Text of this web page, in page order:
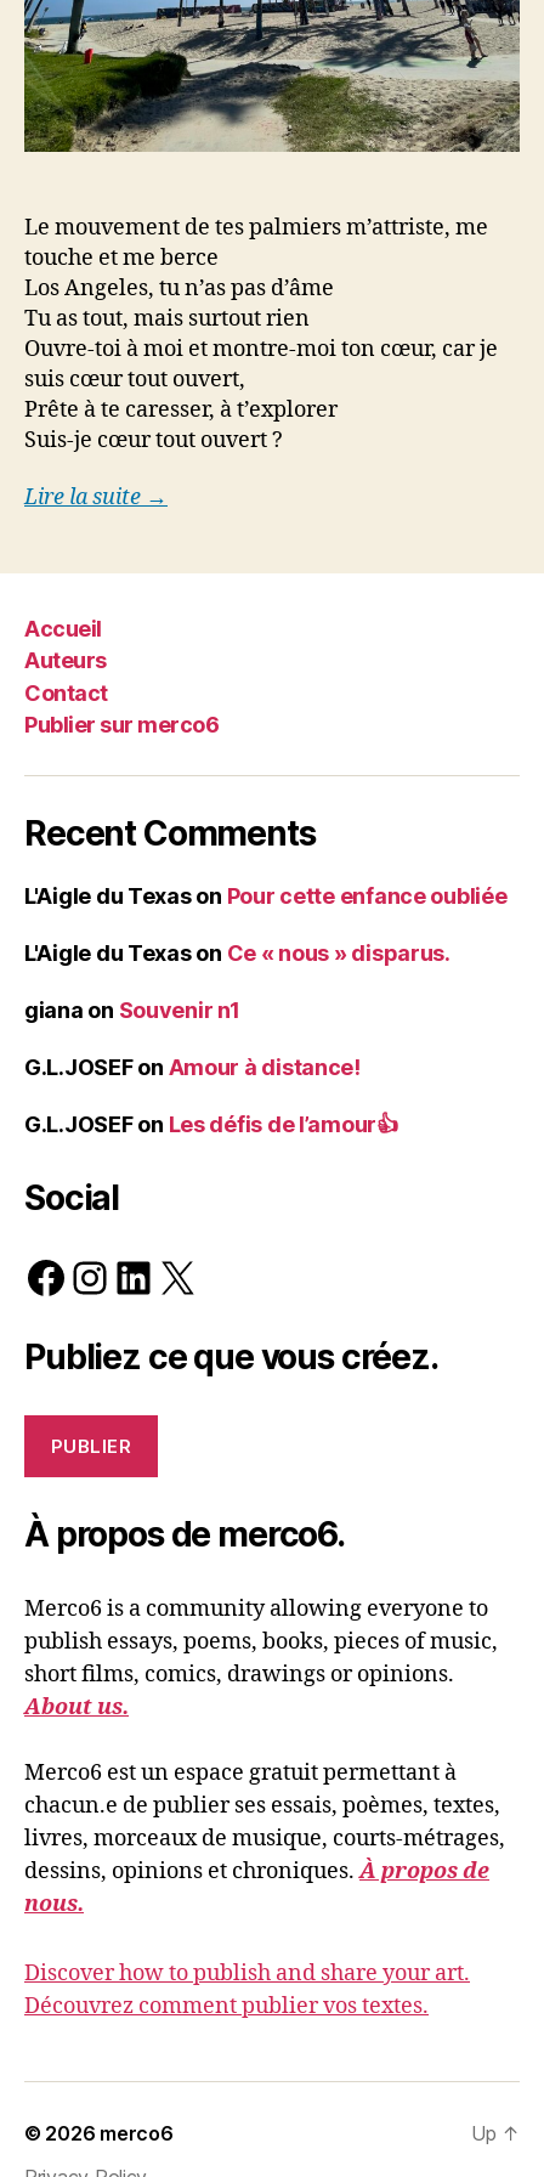
Le mouvement de tes palmiers m’attriste, me
touche et me berce
Los Angeles, tu n’as pas d’âme
Tu as tout, mais surtout rien
Ouvre-toi à moi et montre-moi ton cœur, car je
suis cœur tout ouvert,
Prête à te caresser, à t’explorer
Suis-je cœur tout ouvert ?
Lire la suite →
Accueil
Auteurs
Contact
Publier sur merco6
Recent Comments
L'Aigle du Texason Pour cette enfance oubliée
L'Aigle du Texason Ce « nous » disparus.
giana on Souvenir n1
G.L.JOSEFon Amour à distance!
G.L.JOSEFon Les défis de l’amour👍
Social
Facebook
Instagram
LinkedIn
X
Publiez ce que vous créez.
PUBLIER
À propos de merco6.
Merco6 is a community allowing everyone to
publish essays, poems, books, pieces of music,
short films, comics, drawings or opinions.
About us.
Merco6 est un espace gratuit permettant à
chacun.e de publier ses essais, poèmes, textes,
livres, morceaux de musique, courts-métrages,
dessins, opinions et chroniques.À propos de
nous.
Discover how to publish and share your art.
Découvrez comment publier vos textes.
© 2026 merco6
Up ↑